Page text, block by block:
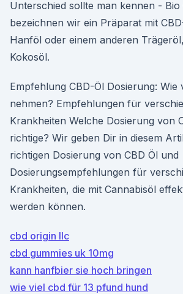
Unterschied sollte man kennen - Bio
bezeichnen wir ein Präparat mit
Hanföl oder einem anderen
Kokosöl.
Empfehlung CBD-Öl Dosierung: Wie
nehmen? Empfehlungen für
Krankheiten Welche Dosierung von
richtige? Wir geben Dir in diesem
richtigen Dosierung von CBD Öl und
Dosierungsempfehlungen für
Krankheiten, die mit Cannabisöl
werden können.
cbd origin llc
cbd gummies uk 10mg
kann hanfbier sie hoch bringen
wie viel cbd für 13 pfund hund